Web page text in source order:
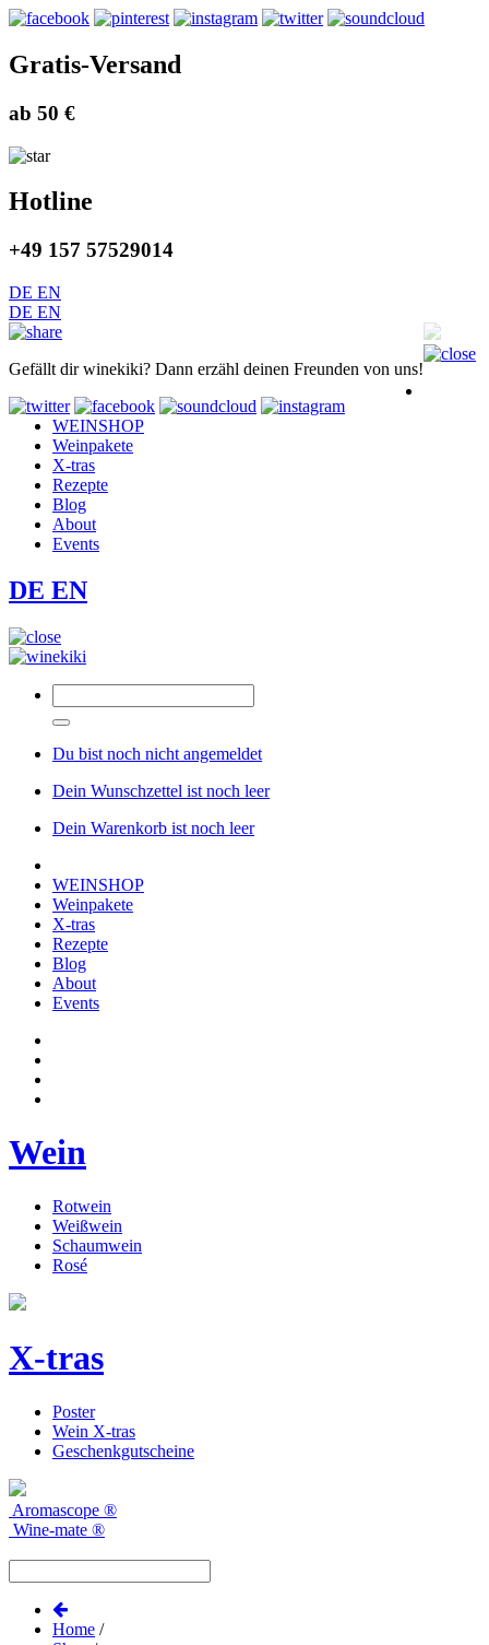
Gratis-Versand
ab 50 €
Hotline
+49 157 57529014
DE EN
DE EN
Gefällt dir winekiki? Dann erzähl deinen Freunden von uns!
WEINSHOP
Weinpakete
X-tras
Rezepte
Blog
About
Events
DE EN
Du bist noch nicht angemeldet
Dein Wunschzettel ist noch leer
Dein Warenkorb ist noch leer
WEINSHOP
Weinpakete
X-tras
Rezepte
Blog
About
Events
Wein
Rotwein
Weißwein
Schaumwein
Rosé
X-tras
Poster
Wein X-tras
Geschenkgutscheine
Aromascope ®
Wine-mate ®
Home /